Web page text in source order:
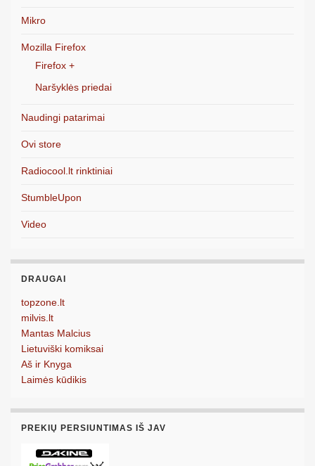
Mikro
Mozilla Firefox
Firefox +
Naršyklės priedai
Naudingi patarimai
Ovi store
Radiocool.lt rinktiniai
StumbleUpon
Video
DRAUGAI
topzone.lt
milvis.lt
Mantas Malcius
Lietuviški komiksai
Aš ir Knyga
Laimės kūdikis
PREKIŲ PERSIUNTIMAS IŠ JAV